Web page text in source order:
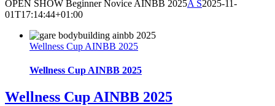
OPEN SHOW Beginner Novice AINBB 2025A S2025-11-
01T17:14:44+01:00
Wellness Cup AINBB 2025
Wellness Cup AINBB 2025
Wellness Cup AINBB 2025